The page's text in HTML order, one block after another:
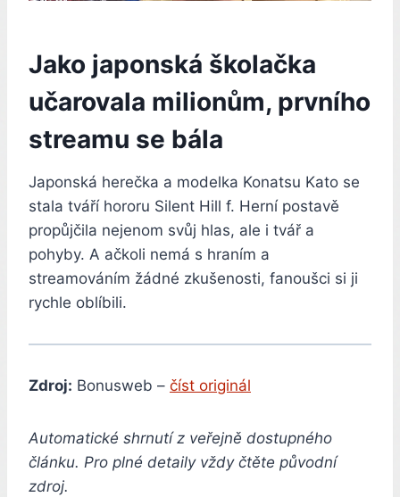
Jako japonská školačka
učarovala milionům, prvního
streamu se bála
Japonská herečka a modelka Konatsu Kato se
stala tváří hororu Silent Hill f. Herní postavě
propůjčila nejenom svůj hlas, ale i tvář a
pohyby. A ačkoli nemá s hraním a
streamováním žádné zkušenosti, fanoušci si ji
rychle oblíbili.
Zdroj: Bonusweb – číst originál
Automatické shrnutí z veřejně dostupného
článku. Pro plné detaily vždy čtěte původní
zdroj.